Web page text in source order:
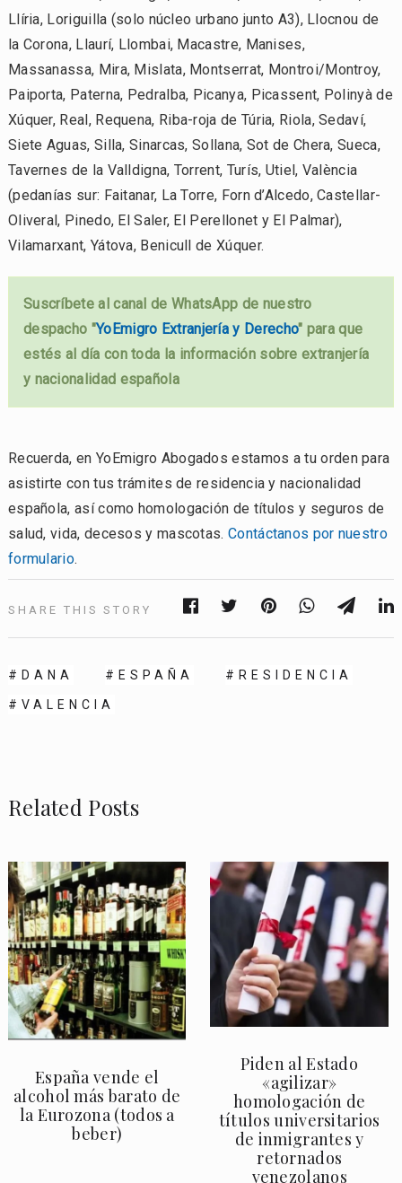
Llíria, Loriguilla (solo núcleo urbano junto A3), Llocnou de
la Corona, Llaurí, Llombai, Macastre, Manises,
Massanassa, Mira, Mislata, Montserrat, Montroi/Montroy,
Paiporta, Paterna, Pedralba, Picanya, Picassent, Polinyà de
Xúquer, Real, Requena, Riba-roja de Túria, Riola, Sedaví,
Siete Aguas, Silla, Sinarcas, Sollana, Sot de Chera, Sueca,
Tavernes de la Valldigna, Torrent, Turís, Utiel, València
(pedanías sur: Faitanar, La Torre, Forn d’Alcedo, Castellar-
Oliveral, Pinedo, El Saler, El Perellonet y El Palmar),
Vilamarxant, Yátova, Benicull de Xúquer.
Suscríbete al canal de WhatsApp de nuestro
despacho "YoEmigro Extranjería y Derecho" para que
estés al día con toda la información sobre extranjería
y nacionalidad española
Recuerda, en YoEmigro Abogados estamos a tu orden para
asistirte con tus trámites de residencia y nacionalidad
española, así como homologación de títulos y seguros de
salud, vida, decesos y mascotas. Contáctanos por nuestro
formulario.
SHARE THIS STORY
DANA ESPAÑA RESIDENCIA
VALENCIA
Related Posts
España vende el
alcohol más barato de
la Eurozona (todos a
beber)
Piden al Estado
«agilizar»
homologación de
títulos universitarios
de inmigrantes y
retornados
venezolanos